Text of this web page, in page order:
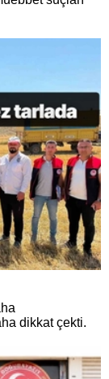
dikkat çekti.